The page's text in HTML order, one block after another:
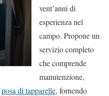
vent’anni di
esperienza nel
campo. Propone un
servizio completo
che comprende
manutenzione,
posa di tapparelle, fornendo